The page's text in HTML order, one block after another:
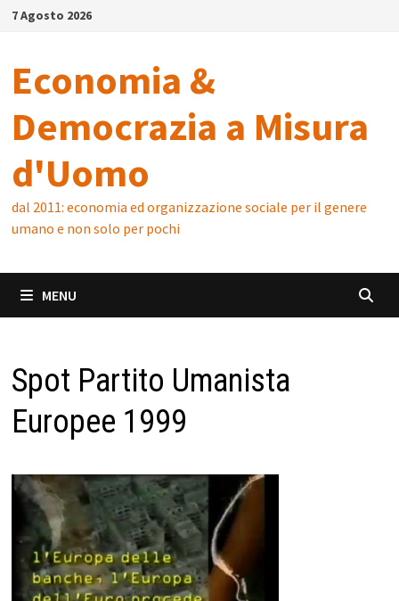
Skip7 Agosto 2026
Economia &
Democrazia a Misura
d'Uomo
dal 2011: economia ed organizzazione sociale per il genere
umano e non solo per pochi
MENU
Spot Partito Umanista
Europee 1999